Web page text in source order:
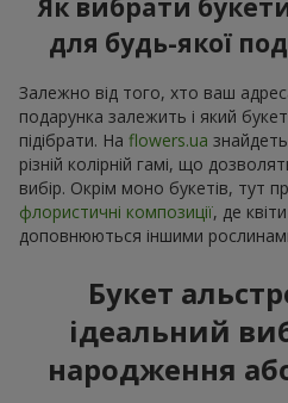
для будь-якої
Залежно від того, хто ваш
подарунка залежить і який
підібрати. На flowers.ua
різній колірній гамі, що
вибір. Окрім моно букетів, тут
флористичні композиції, де
доповнюються іншими
Букет
ідеальний
народження